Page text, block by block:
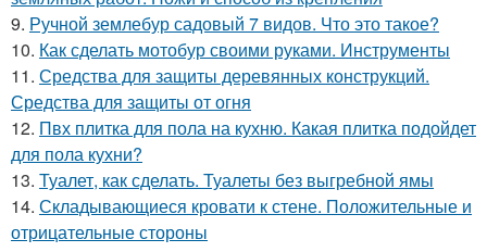
9. Ручной землебур садовый 7 видов. Что это такое?
10. Как сделать мотобур своими руками. Инструменты
11. Средства для защиты деревянных конструкций.
Средства для защиты от огня
12. Пвх плитка для пола на кухню. Какая плитка подойдет
для пола кухни?
13. Туалет, как сделать. Туалеты без выгребной ямы
14. Складывающиеся кровати к стене. Положительные и
отрицательные стороны